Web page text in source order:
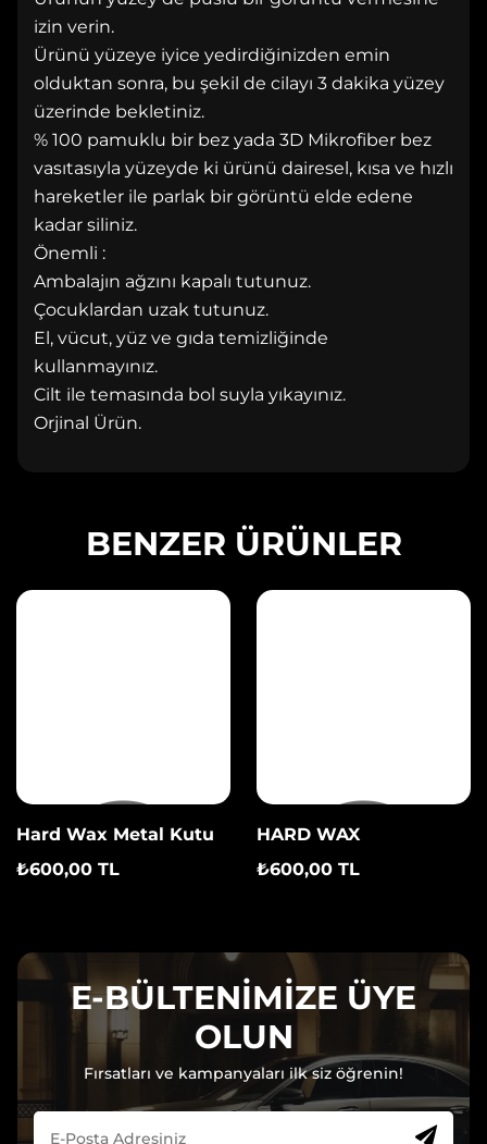
izin verin.
Ürünü yüzeye iyice yedirdiğinizden emin
olduktan sonra, bu şekil de cilayı 3 dakika yüzey
üzerinde bekletiniz.
% 100 pamuklu bir bez yada 3D Mikrofiber bez
vasıtasıyla yüzeyde ki ürünü dairesel, kısa ve hızlı
hareketler ile parlak bir görüntü elde edene
kadar siliniz.
Önemli :
Ambalajın ağzını kapalı tutunuz.
Çocuklardan uzak tutunuz.
El, vücut, yüz ve gıda temizliğinde
kullanmayınız.
Cilt ile temasında bol suyla yıkayınız.
Orjinal Ürün.
BENZER ÜRÜNLER
Hard Wax Metal Kutu
₺600,00 TL
HARD WAX
₺600,00 TL
E-BÜLTENİMİZE ÜYE
OLUN
Fırsatları ve kampanyaları ilk siz öğrenin!